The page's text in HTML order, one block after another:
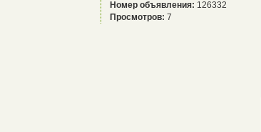
Номер объявления: 126332
Просмотров: 7